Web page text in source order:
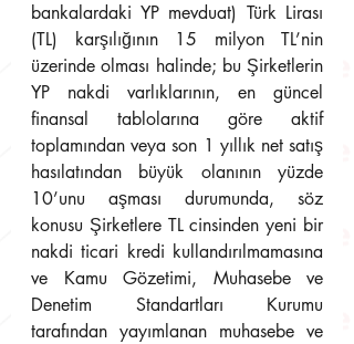
bankalardaki YP mevduat) Türk Lirası
(TL) karşılığının 15 milyon TL’nin
üzerinde olması halinde; bu Şirketlerin
YP nakdi varlıklarının, en güncel
finansal tablolarına göre aktif
toplamından veya son 1 yıllık net satış
hasılatından büyük olanının yüzde
10’unu aşması durumunda, söz
konusu Şirketlere TL cinsinden yeni bir
nakdi ticari kredi kullandırılmamasına
ve Kamu Gözetimi, Muhasebe ve
Denetim Standartları Kurumu
tarafından yayımlanan muhasebe ve